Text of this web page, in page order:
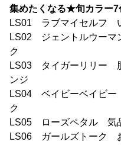
集めたくなる★旬カラー7
LS01 ラブマイセルフ
LS02 ジェントルウーマ
ク
LS03 タイガーリリー
ンジ
LS04 ベイビーベイビー
ク
LS05 ローズペタル 気
LS06 ガールズトーク